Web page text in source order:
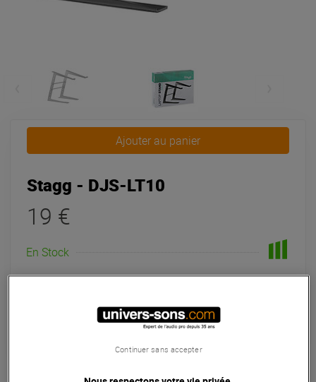
Ajouter au panier
Stagg - DJS-LT10
19 €
En Stock
Retrait magasin en 24h
Continuer sans accepter